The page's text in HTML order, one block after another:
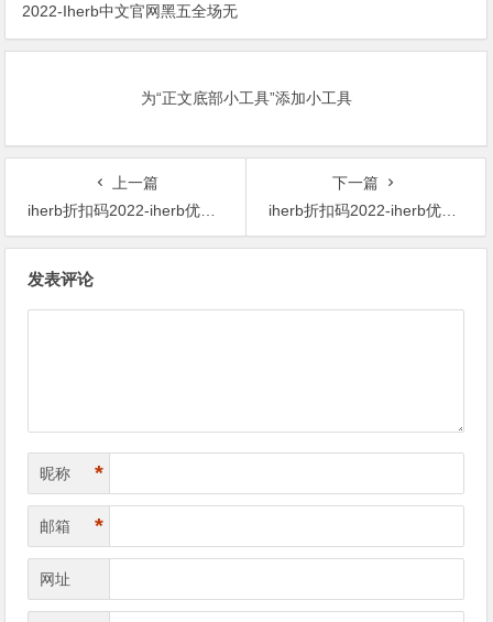
2022-Iherb中文官网黑五全场无
门槛享88折+支付宝满400元减
为“正文底部小工具”添加小工具
上一篇
iherb折扣码2022-iherb优惠码2022-最后一天有效！ 4件0税免邮！NatraBio 儿童受凉缓解剂 30ml $6.28 原价$10.29 39% OFF
下一篇
iherb折扣码2022-iherb优惠码2022-最后一天有效！ 自营限时California Gold Nutrition Gold C 維生素C 1000mg 60粒 $3.55 原价$4.44 20% OFF
发表评论
昵称 *
邮箱 *
网址